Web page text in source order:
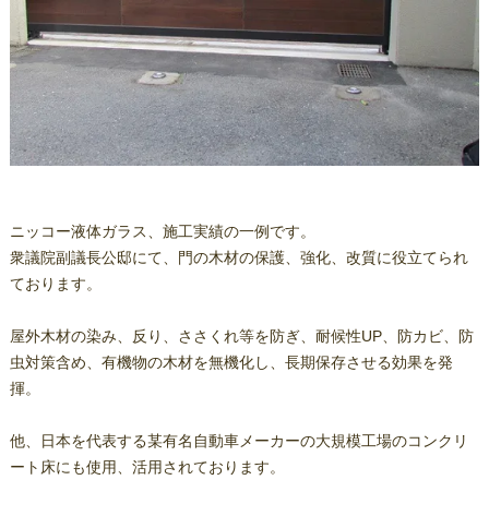
ニッコー液体ガラス、施工実績の一例です。
衆議院副議長公邸にて、門の木材の保護、強化、改質に役立てられ
ております。
屋外木材の染み、反り、ささくれ等を防ぎ、耐候性UP、防カビ、防
虫対策含め、有機物の木材を無機化し、長期保存させる効果を発
揮。
他、日本を代表する某有名自動車メーカーの大規模工場のコンクリ
ート床にも使用、活用されております。